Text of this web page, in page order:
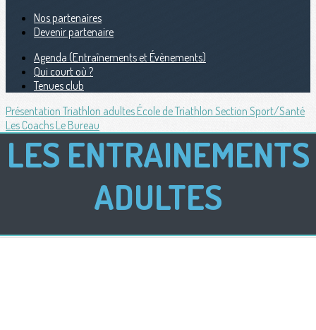
Nos partenaires
Devenir partenaire
Agenda (Entraînements et Évènements)
Qui court où ?
Tenues club
Présentation Triathlon adultes École de Triathlon Section Sport/Santé
Les CoachsLe Bureau
LES ENTRAINEMENTS
ADULTES